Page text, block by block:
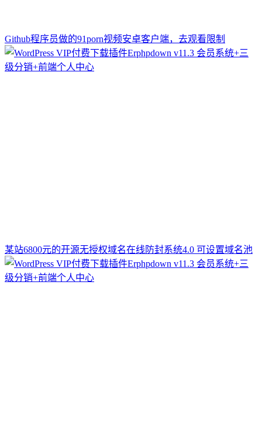
Github程序员做的91porn视频安卓客户端，去观看限制
某站6800元的开源无授权域名在线防封系统4.0 可设置域名池